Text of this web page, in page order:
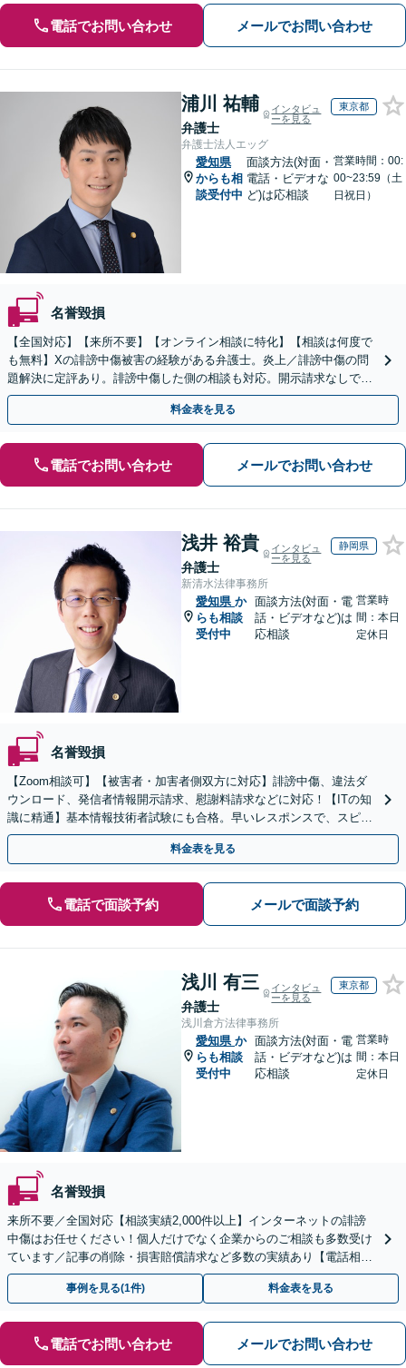
電話でお問い合わせ メールでお問い合わせ
浦川 祐輔
弁護士
インタビュ
ーを見る
東京都
弁護士法人エッグ
愛知県
からも相
談受付中
面談方法(対面・
電話・ビデオな
ど)は応相談
営業時間：00:
00~23:59（土
日祝日）
名誉毀損
【全国対応】【来所不要】【オンライン相談に特化】【相談は何度で
も無料】Xの誹謗中傷被害の経験がある弁護士。炎上／誹謗中傷の問
題解決に定評あり。誹謗中傷した側の相談も対応。開示請求なしで本
人の特定ができる場合もあり。
料金表を見る
電話でお問い合わせ メールでお問い合わせ
浅井 裕貴
弁護士
インタビュ
ーを見る
静岡県
新清水法律事務所
愛知県 か
らも相談
受付中
面談方法(対面・電
話・ビデオなど)は
応相談
営業時
間：本日
定休日
名誉毀損
【Zoom相談可】【被害者・加害者側双方に対応】誹謗中傷、違法ダ
ウンロード、発信者情報開示請求、慰謝料請求などに対応！【ITの知
識に精通】基本情報技術者試験にも合格。早いレスポンスで、スピー
ド感を持って対応します。【Torrentの相談◎】
料金表を見る
電話で面談予約 メールで面談予約
浅川 有三
弁護士
インタビュ
ーを見る
東京都
浅川倉方法律事務所
愛知県 か
らも相談
受付中
面談方法(対面・電
話・ビデオなど)は
応相談
営業時
間：本日
定休日
名誉毀損
来所不要／全国対応【相談実績2,000件以上】インターネットの誹謗
中傷はお任せください！個人だけでなく企業からのご相談も多数受け
ています／記事の削除・損害賠償請求など多数の実績あり【電話相談
可】【初回相談無料】【夜間休日面談可】
事例を見る(1件) 料金表を見る
電話でお問い合わせ メールでお問い合わせ